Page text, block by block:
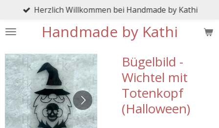
springen
Handmade by Kathi
Herzlich Willkommen bei Handmade by Kathi
Bügelbild -
Wichtel mit
Totenkopf
(Halloween)